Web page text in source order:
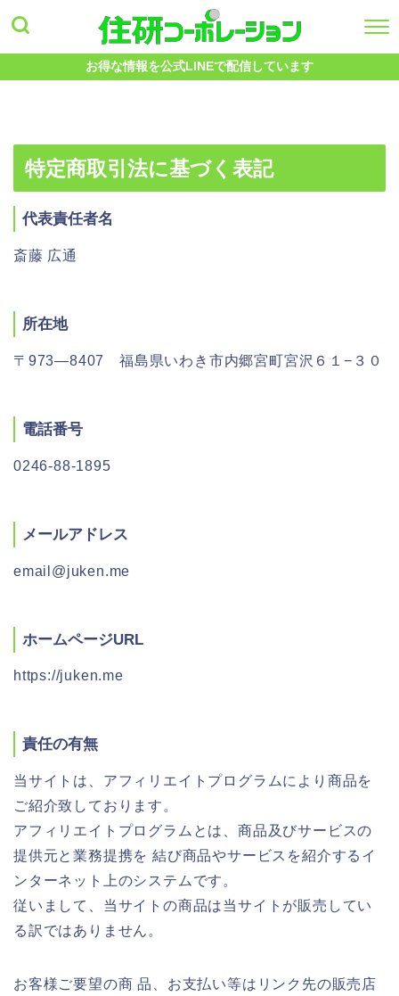
お得な情報を公式LINEで配信しています
特定商取引法に基づく表記
代表責任者名
斎藤 広通
所在地
〒973―8407 福島県いわき市内郷宮町宮沢６１−３０
電話番号
0246-88-1895
メールアドレス
email@juken.me
ホームページURL
https://juken.me
責任の有無
当サイトは、アフィリエイトプログラムにより商品を
ご紹介致しております。
アフィリエイトプログラムとは、商品及びサービスの
提供元と業務提携を 結び商品やサービスを紹介するイ
ンターネット上のシステムです。
従いまして、当サイトの商品は当サイトが販売してい
る訳ではありません。
お客様ご要望の商 品、お支払い等はリンク先の販売店